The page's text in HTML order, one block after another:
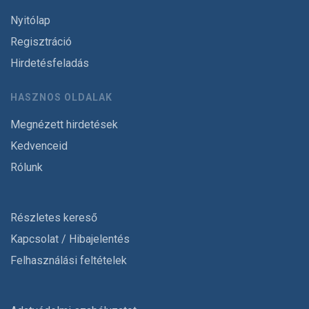
Nyitólap
Regisztráció
Hirdetésfeladás
HASZNOS OLDALAK
Megnézett hirdetések
Kedvenceid
Rólunk
Részletes kereső
Kapcsolat / Hibajelentés
Felhasználási feltételek